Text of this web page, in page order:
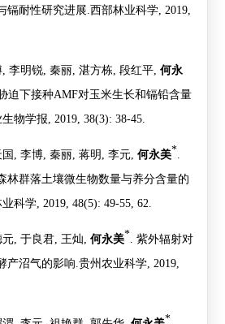
镉耐性研究进展 西部林业科学, 2019,
, 李明锐, 秦丽, 湛方栋 段红平, 何永
迫下接种AMF对玉米生长和镉铅含量
物学报 , 2019, 38(3): 38-45.
李博, 秦丽, 蒋明 李元, 何永美*
林群落土壤微生物数量与养分含量的
科学, 2019, 48(5): 49-55, 62.
元, 于良君, 王灿 何永美* 紫外辐射对
产沼气的影响 贵州农业科学, 2019,
*